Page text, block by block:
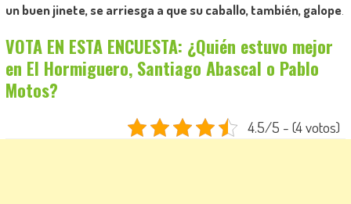
un buen jinete, se arriesga a que su caballo, también, galope.
VOTA EN ESTA ENCUESTA: ¿Quién estuvo mejor
en El Hormiguero, Santiago Abascal o Pablo
Motos?
4.5/5 - (4 votos)